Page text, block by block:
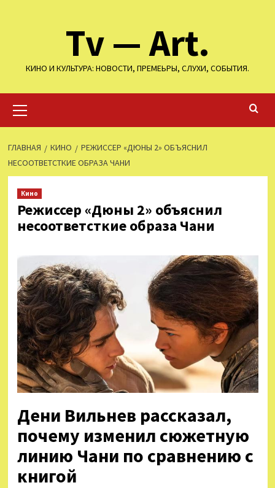
Tv — Art.
КИНО И КУЛЬТУРА: НОВОСТИ, ПРЕМЕЬРЫ, СЛУХИ, СОБЫТИЯ.
меню
ГЛАВНАЯ КИНО
РЕЖИССЕР «ДЮНЫ 2» ОБЪЯСНИЛ
НЕСООТВЕТСТКИЕ ОБРАЗА ЧАНИ
Кино
Режиссер «Дюны 2» объяснил
несоответсткие образа Чани
Дени Вильнев рассказал,
почему изменил сюжетную
линию Чани по сравнению с
книгой